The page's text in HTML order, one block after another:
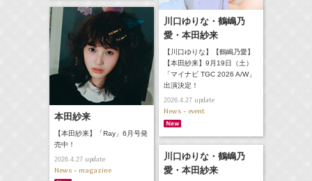
川口ゆりな・鶴嶋乃
愛・本田紗来
【川口ゆりな】【鶴嶋乃愛】
【本田紗来】9月19日（土）
「マイナビ TGC 2026 A/W」
出演決定！
2026.4.27update
News - event
本田紗来
【本田紗来】「Ray」6月号発
売中！
2026.4.27update
News - magazine
川口ゆりな・鶴嶋乃
愛・本田紗来